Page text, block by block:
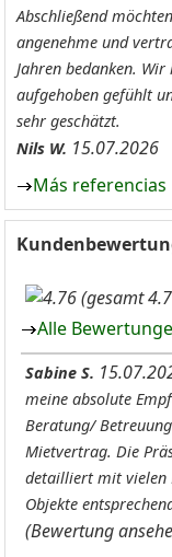
Abschließend
angenehme und
Jahren bedanken.
aufgehoben gefühlt
sehr geschätzt.
Nils W. 15.07.2026
Más referencias
(gesamt
Alle
Sabine S.
meine absolute
Beratung/
Mietvertrag. Die
detailliert mit vielen
Objekte
(Bewertung